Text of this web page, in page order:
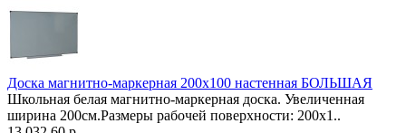
Доска магнитно-маркерная 200х100 настенная БОЛЬШАЯ
Школьная белая магнитно-маркерная доска. Увеличенная
ширина 200см.Размеры рабочей поверхности: 200х1..